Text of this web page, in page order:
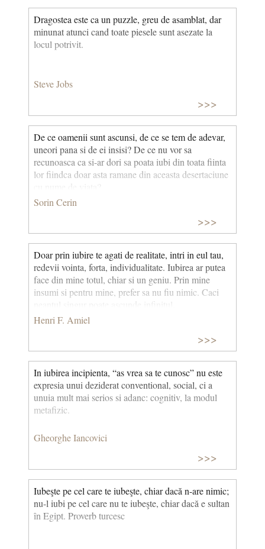
Dragostea este ca un puzzle, greu de asamblat, dar
minunat atunci cand toate piesele sunt asezate la
locul potrivit.
Steve Jobs
>>>
De ce oamenii sunt ascunsi, de ce se tem de adevar,
uneori pana si de ei insisi? De ce nu vor sa
recunoasca ca si-ar dori sa poata iubi din toata fiinta
lor fiindca doar asta ramane din aceasta desertaciune
Sorin Cerin
>>>
Doar prin iubire te agati de realitate, intri in eul tau,
redevii vointa, forta, individualitate. Iubirea ar putea
face din mine totul, chiar si un geniu. Prin mine
insumi si pentru mine, prefer sa nu fiu nimic. Caci
Henri F. Amiel
>>>
In iubirea incipienta, “as vrea sa te cunosc” nu este
expresia unui deziderat conventional, social, ci a
unuia mult mai serios si adanc: cognitiv, la modul
metafizic.
Gheorghe Iancovici
>>>
Iubeşte pe cel care te iubeşte, chiar dacă n-are nimic;
nu-l iubi pe cel care nu te iubeşte, chiar dacă e sultan
în Egipt. Proverb turcesc